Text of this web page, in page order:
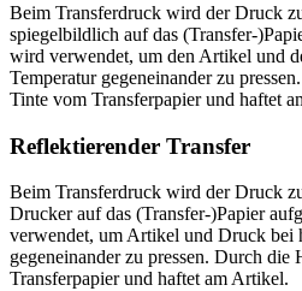
Beim Transferdruck wird der Druck
spiegelbildlich auf das (Transfer-
wird verwendet, um den Artikel und
Temperatur gegeneinander zu
Tinte vom Transferpapier und haftet
Reflektierender Transfer
Beim Transferdruck wird der Druck
Drucker auf das (Transfer-)Papier
verwendet, um Artikel und Druck bei
gegeneinander zu pressen. Durch
Transferpapier und haftet am Artikel.